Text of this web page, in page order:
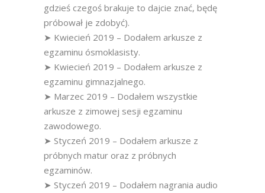
gdzieś czegoś brakuje to dajcie znać, będę
próbował je zdobyć).
➤ Kwiecień 2019 – Dodałem arkusze z
egzaminu ósmoklasisty.
➤ Kwiecień 2019 – Dodałem arkusze z
egzaminu gimnazjalnego.
➤ Marzec 2019 – Dodałem wszystkie
arkusze z zimowej sesji egzaminu
zawodowego.
➤ Styczeń 2019 – Dodałem arkusze z
próbnych matur oraz z próbnych
egzaminów.
➤ Styczeń 2019 – Dodałem nagrania audio